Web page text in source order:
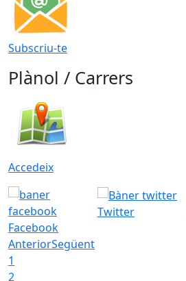
Subscriu-te
Plànol / Carrers
Accedeix
Facebook
Twitter
AnteriorSegüent
1
2